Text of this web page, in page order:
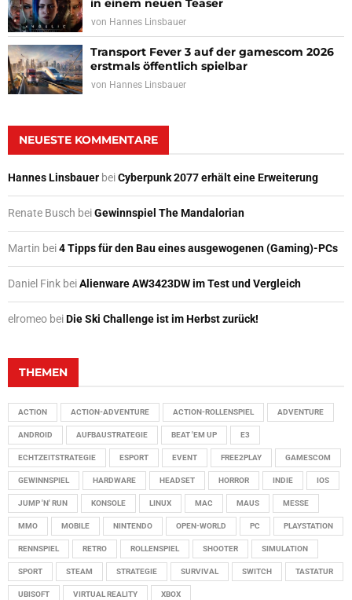
in einem neuen Teaser
von Hannes Linsbauer
Transport Fever 3 auf der gamescom 2026
erstmals öffentlich spielbar
von Hannes Linsbauer
NEUESTE KOMMENTARE
Hannes Linsbauer beiCyberpunk 2077 erhält eine Erweiterung
Renate Busch beiGewinnspiel The Mandalorian
Martin bei4 Tipps für den Bau eines ausgewogenen (Gaming)-PCs
Daniel Fink beiAlienware AW3423DW im Test und Vergleich
elromeo beiDie Ski Challenge ist im Herbst zurück!
THEMEN
ACTION ACTION-ADVENTURE ACTION-ROLLENSPIEL ADVENTURE
ANDROID AUFBAUSTRATEGIE BEAT 'EM UP E3
ECHTZEITSTRATEGIE ESPORT EVENT FREE2PLAY GAMESCOM
GEWINNSPIEL HARDWARE HEADSET HORROR INDIE IOS
JUMP 'N' RUN KONSOLE LINUX MAC MAUS MESSE
MMO MOBILE NINTENDO OPEN-WORLD PC PLAYSTATION
RENNSPIEL RETRO ROLLENSPIEL SHOOTER SIMULATION
SPORT STEAM STRATEGIE SURVIVAL SWITCH TASTATUR
UBISOFT VIRTUAL REALITY XBOX